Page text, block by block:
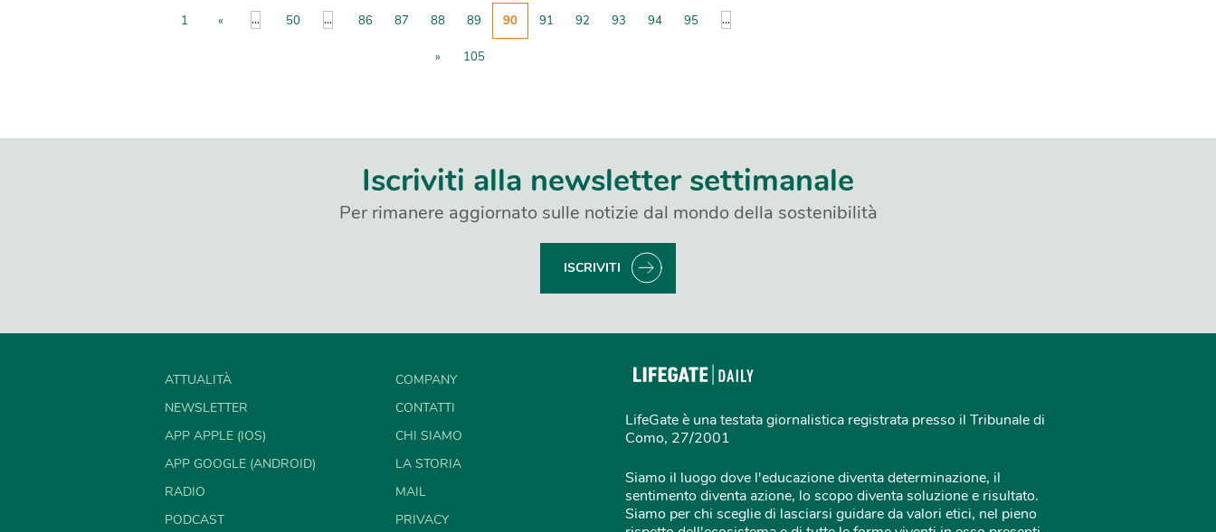
1 « ... 50 ... 86 87 88 89 90 91 92 93 94 95 ...
» 105
Iscriviti alla newsletter settimanale
Per rimanere aggiornato sulle notizie dal mondo della sostenibilità
ISCRIVITI
ATTUALITÀ
NEWSLETTER
APP APPLE (IOS)
APP GOOGLE (ANDROID)
RADIO
PODCAST
COMPANY
CONTATTI
CHI SIAMO
LA STORIA
MAIL
PRIVACY
LifeGate è una testata giornalistica registrata presso il Tribunale di
Como, 27/2001
Siamo il luogo dove l'educazione diventa determinazione, il
sentimento diventa azione, lo scopo diventa soluzione e risultato.
Siamo per chi sceglie di lasciarsi guidare da valori etici, nel pieno